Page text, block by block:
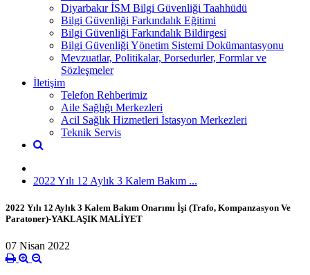
Diyarbakır İSM Bilgi Güvenliği Taahhüdü
Bilgi Güvenliği Farkındalık Eğitimi
Bilgi Güvenliği Farkındalık Bildirgesi
Bilgi Güvenliği Yönetim Sistemi Dokümantasyonu
Mevzuatlar, Politikalar, Porsedurler, Formlar ve
Sözleşmeler
İletişim
Telefon Rehberimiz
Aile Sağlığı Merkezleri
Acil Sağlık Hizmetleri İstasyon Merkezleri
Teknik Servis
2022 Yılı 12 Aylık 3 Kalem Bakım ...
2022 Yılı 12 Aylık 3 Kalem Bakım Onarımı İşi (Trafo, Kompanzasyon Ve
Paratoner)-YAKLAŞIK MALİYET
07 Nisan 2022